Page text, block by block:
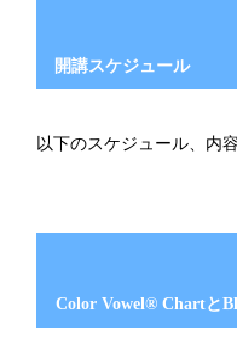
開講スケジュール
以下のスケジュール、内
Color Vowel® Chartと